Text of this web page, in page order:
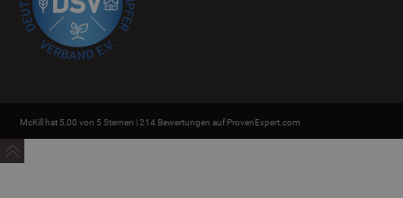
McKill hat 5,00 von 5 Sternen | 214 Bewertungen auf ProvenExpert.com